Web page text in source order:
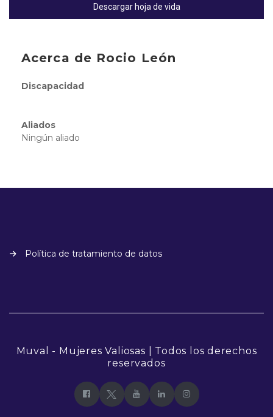
Descargar hoja de vida
Acerca de Rocio León
Discapacidad
Aliados
Ningún aliado
Política de tratamiento de datos
Muval - Mujeres Valiosas | Todos los derechos
reservados